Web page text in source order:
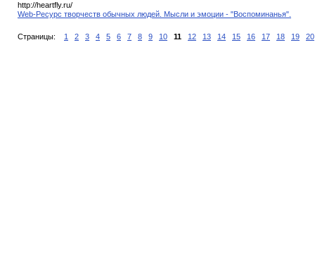
http://heartfly.ru/
Web-Ресурс творчеств обычных людей. Мысли и эмоции - "Воспоминанья".
Страницы: 1 2 3 4 5 6 7 8 9 10 11 12 13 14 15 16 17 18 19 20